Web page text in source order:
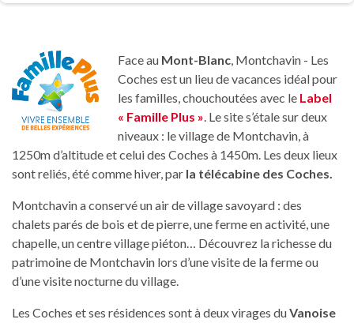
Face au Mont-Blanc, Montchavin - Les
Coches est un lieu de vacances idéal pour
les familles, chouchoutées avec le Label
« Famille Plus ». Le site s’étale sur deux
niveaux : le village de Montchavin, à
1250m d’altitude et celui des Coches à 1450m. Les deux lieux
sont reliés, été comme hiver, par la télécabine des Coches.
Montchavin a conservé un air de village savoyard : des
chalets parés de bois et de pierre, une ferme en activité, une
chapelle, un centre village piéton… Découvrez la richesse du
patrimoine de Montchavin lors d’une visite de la ferme ou
d’une visite nocturne du village.
Les Coches et ses résidences sont à deux virages duVanoise